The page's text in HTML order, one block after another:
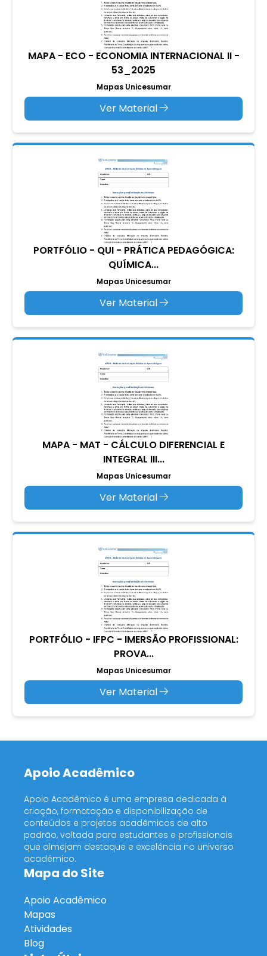
MAPA - ECO - ECONOMIA INTERNACIONAL II -
53_2025
Mapas Unicesumar
Ver Material
PORTFÓLIO - QUI - PRÁTICA PEDAGÓGICA:
QUÍMICA...
Mapas Unicesumar
Ver Material
MAPA - MAT - CÁLCULO DIFERENCIAL E
INTEGRAL III...
Mapas Unicesumar
Ver Material
PORTFÓLIO - IFPC - IMERSÃO PROFISSIONAL:
PROVA...
Mapas Unicesumar
Ver Material
Apoio Acadêmico
Apoio Acadêmico é uma empresa dedicada à
criação, formatação e disponibilização de
conteúdos e projetos acadêmicos de alto
padrão, voltada para estudantes e profissionais
que almejam destaque e excelência no universo
acadêmico.
Mapa do Site
Apoio Acadêmico
Mapas
Atividades
Blog